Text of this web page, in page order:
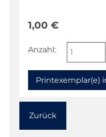
1,00 €
Anzahl:
Zurück